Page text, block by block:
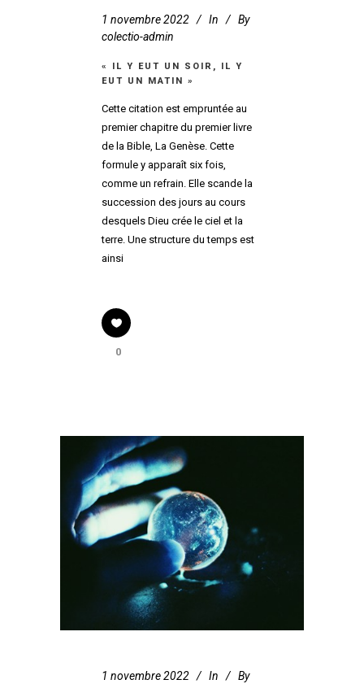
1 novembre 2022 In
By
colectio-admin
« IL Y EUT UN SOIR, IL Y
EUT UN MATIN »
Cette citation est empruntée au
premier chapitre du premier livre
de la Bible, La Genèse. Cette
formule y apparaît six fois,
comme un refrain. Elle scande la
succession des jours au cours
desquels Dieu crée le ciel et la
terre. Une structure du temps est
ainsi
0
1 novembre 2022 In
By